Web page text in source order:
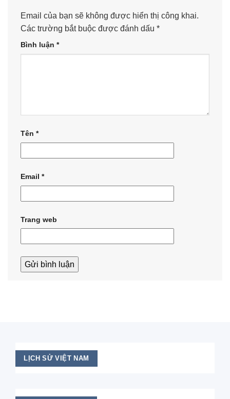
Email của bạn sẽ không được hiển thị công khai.
Các trường bắt buộc được đánh dấu *
Bình luận *
Tên *
Email *
Trang web
LỊCH SỬ VIỆT NAM